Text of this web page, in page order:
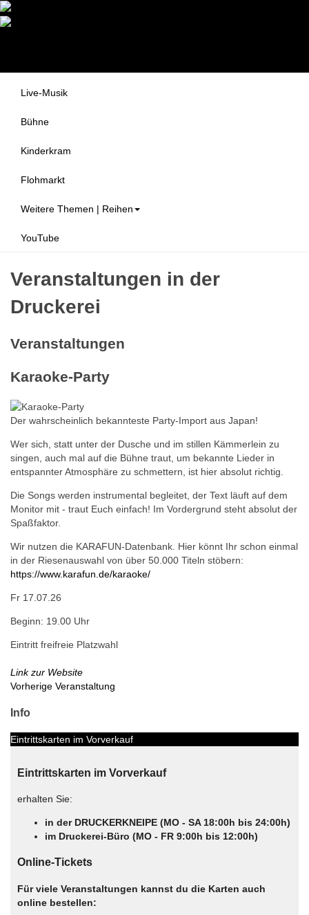
Themen
Live-Musik
Bühne
Kinderkram
Flohmarkt
Weitere Themen | Reihen
YouTube
Veranstaltungen in der
Druckerei
Veranstaltungen
Karaoke-Party
Der wahrscheinlich bekannteste Party-Import aus Japan!
Wer sich, statt unter der Dusche und im stillen Kämmerlein zu
singen, auch mal auf die Bühne traut, um bekannte Lieder in
entspannter Atmosphäre zu schmettern, ist hier absolut richtig.
Die Songs werden instrumental begleitet, der Text läuft auf dem
Monitor mit - traut Euch einfach! Im Vordergrund steht absolut der
Spaßfaktor.
Wir nutzen die KARAFUN-Datenbank. Hier könnt Ihr schon einmal
in der Riesenauswahl von über 50.000 Titeln stöbern:
https://www.karafun.de/karaoke/
Fr 17.07.26
Beginn: 19.00 Uhr
Eintritt freifreie Platzwahl
Link zur Website
Vorherige Veranstaltung
Info
Eintrittskarten im Vorverkauf
Eintrittskarten im Vorverkauf
erhalten Sie:
in der DRUCKERKNEIPE (MO - SA 18:00h bis 24:00h)
im Druckerei-Büro (MO - FR 9:00h bis 12:00h)
Online-Tickets
Für viele Veranstaltungen kannst du die Karten auch
online bestellen: